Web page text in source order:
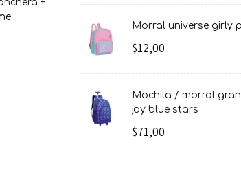
morral universe girly
$12,00
mochila / morral grande con ruedas
joy blue stars
$71,00